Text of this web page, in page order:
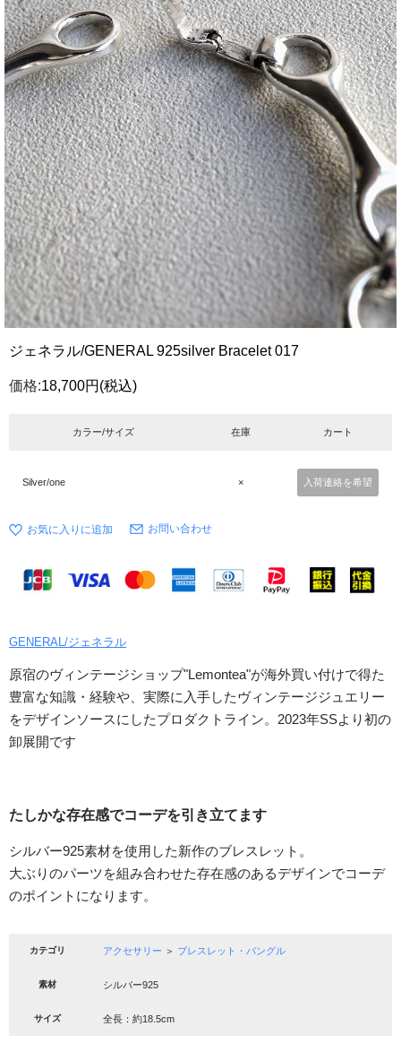
ジェネラル/GENERAL 925silver Bracelet 017
価格:18,700円 (税込)
カラー/サイズ 在庫 カート
Silver/one × 入荷連絡を希望
お問い合わせ
GENERAL/ジェネラル
原宿のヴィンテージショップ"Lemontea"が海外買い付けで得た
豊富な知識・経験や、実際に入手したヴィンテージジュエリー
をデザインソースにしたプロダクトライン。2023年SSより初の
卸展開です
たしかな存在感でコーデを引き立てます
シルバー925素材を使用した新作のブレスレット。
大ぶりのパーツを組み合わせた存在感のあるデザインでコーデ
のポイントになります。
カテゴリ アクセサリー ＞ ブレスレット・バングル
素材 シルバー925
サイズ 全長：約18.5cm